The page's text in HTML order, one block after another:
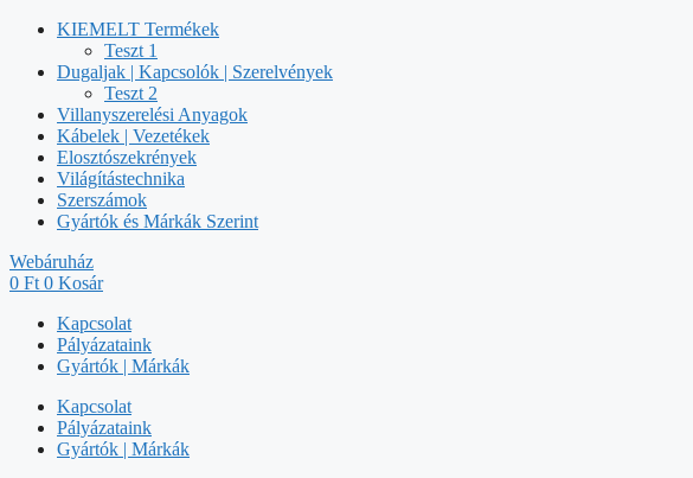
KIEMELT Termékek
Teszt 1
Dugaljak | Kapcsolók | Szerelvények
Teszt 2
Villanyszerelési Anyagok
Kábelek | Vezetékek
Elosztószekrények
Világítástechnika
Szerszámok
Gyártók és Márkák Szerint
Webáruház
0 Ft 0 Kosár
Kapcsolat
Pályázataink
Gyártók | Márkák
Kapcsolat
Pályázataink
Gyártók | Márkák